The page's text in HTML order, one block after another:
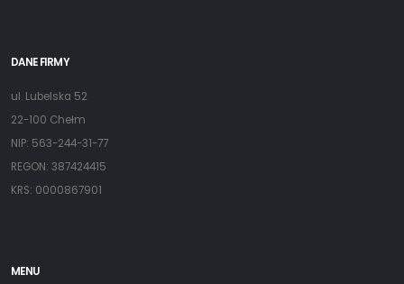
DANE FIRMY
ul. Lubelska 52
22-100 Chełm
NIP: 563-244-31-77
REGON: 387424415
KRS: 0000867901
MENU